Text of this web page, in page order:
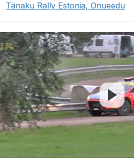
Tänaku Rally Estonia, Onueedu